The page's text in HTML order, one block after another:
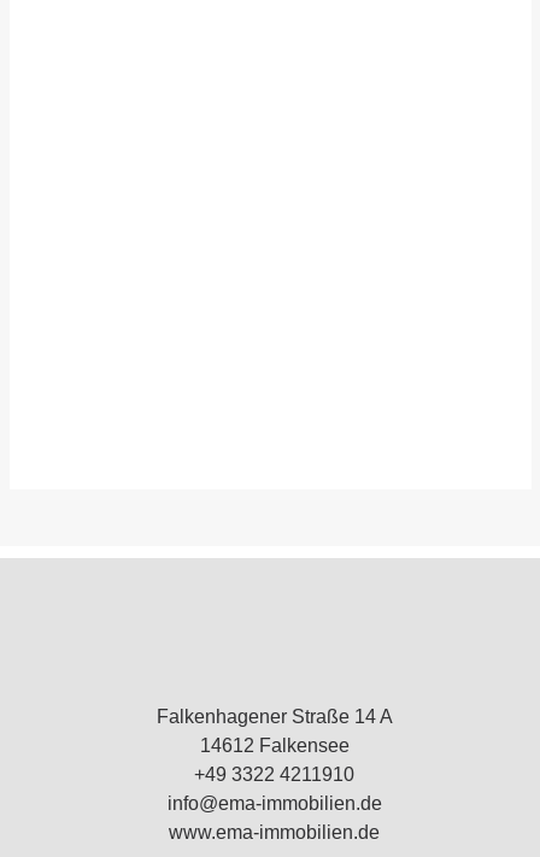
Falkenhagener Straße 14 A
14612 Falkensee
+49 3322 4211910
info@ema-immobilien.de
www.ema-immobilien.de